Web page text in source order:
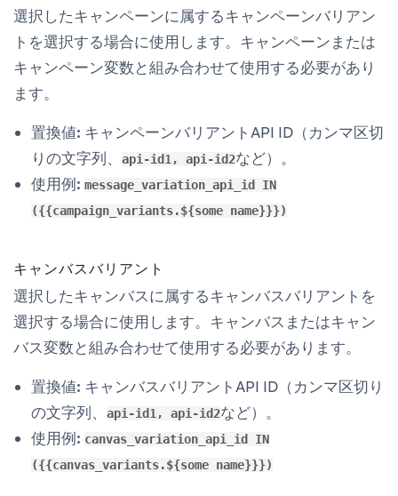
選択したキャンペーンに属するキャンペーンバリアン
トを選択する場合に使用します。キャンペーンまたは
キャンペーン変数と組み合わせて使用する必要があり
ます。
置換値: キャンペーンバリアントAPI ID（カンマ区切
りの文字列、
api-id1, api-id2など）。
使用例: message_variation_api_id IN
({{campaign_variants.${some name}}})
キャンバスバリアント
選択したキャンバスに属するキャンバスバリアントを
選択する場合に使用します。キャンバスまたはキャン
バス変数と組み合わせて使用する必要があります。
置換値: キャンバスバリアントAPI ID（カンマ区切り
の文字列、
api-id1, api-id2など）。
使用例: canvas_variation_api_id IN
({{canvas_variants.${some name}}})